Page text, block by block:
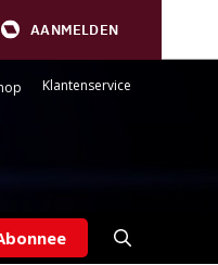
AANMELDEN
Klantenservice